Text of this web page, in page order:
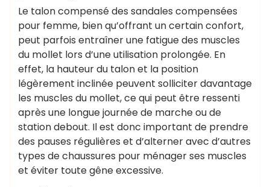
Le talon compensé des sandales compensées
pour femme, bien qu’offrant un certain confort,
peut parfois entraîner une fatigue des muscles
du mollet lors d’une utilisation prolongée. En
effet, la hauteur du talon et la position
légèrement inclinée peuvent solliciter davantage
les muscles du mollet, ce qui peut être ressenti
après une longue journée de marche ou de
station debout. Il est donc important de prendre
des pauses régulières et d’alterner avec d’autres
types de chaussures pour ménager ses muscles
et éviter toute gêne excessive.